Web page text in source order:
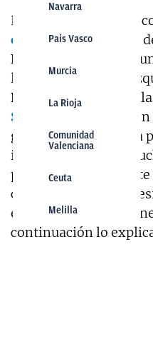
Navarra
País Vasco
Murcia
La Rioja
Comunidad
Valenciana
Ceuta
Melilla
La jornada electoral,
elecciones generales
España
, finaliza con
las formaciones de
PP
como ganador de
Sánchez
gobierno si vuelven a
independentistas.
preguntan claramente
cuántos votos se
escaño en las
continuación lo